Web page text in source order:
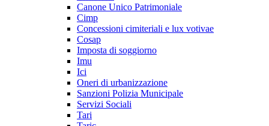
Canone Unico Patrimoniale
Cimp
Concessioni cimiteriali e lux votivae
Cosap
Imposta di soggiorno
Imu
Ici
Oneri di urbanizzazione
Sanzioni Polizia Municipale
Servizi Sociali
Tari